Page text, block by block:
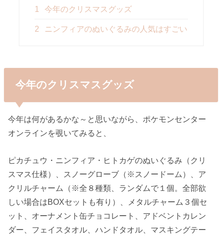
1 今年のクリスマスグッズ
2 ニンフィアのぬいぐるみの人気はすごい
今年のクリスマスグッズ
今年は何があるかな～と思いながら、ポケモンセンター
オンラインを覗いてみると、
ピカチュウ・ニンフィア・ヒトカゲのぬいぐるみ（クリ
スマス仕様）、スノーグローブ（※スノードーム）、ア
クリルチャーム（※全８種類、ランダムで１個。全部欲
しい場合はBOXセットも有り）、メタルチャーム３個セ
ット、オーナメント缶チョコレート、アドベントカレン
ダー、フェイスタオル、ハンドタオル、マスキングテー